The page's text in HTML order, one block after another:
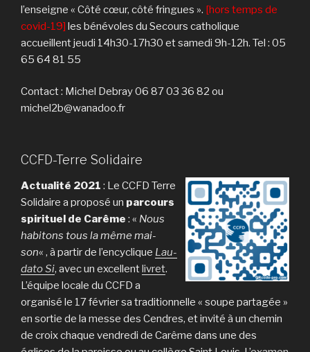
l’enseigne « Côté cœur, côté fringues ». [hors temps de
covid-19] les bénévoles du Secours catholique
accueillent jeudi 14h30-17h30 et samedi 9h-12h. Tel : 05
65 64 81 55
Contact : Michel Debray 06 87 03 36 82 ou
michel2b@wanadoo.fr
CCFD-Terre Solidaire
Actualité 2021 : Le CCFD Terre
Solidaire a proposé un parcours
spirituel de Carême : « Nous
habitons tous la même mai­
son« , à partir de l’encyclique Lau­
dato Si, avec un excellentlivret.
L’équipe locale du CCFD a
organisé le 17 février sa traditionnelle « soupe partagée »
en sortie de la messe des Cendres, et invité à un chemin
de croix chaque vendredi de Carême dans une des